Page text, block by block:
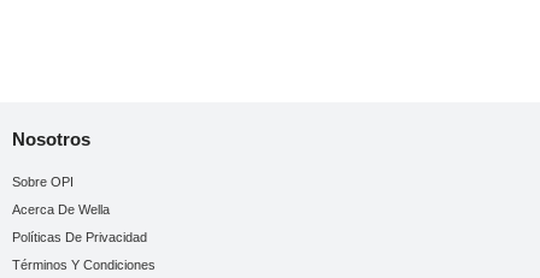
Nosotros
Sobre OPI
Acerca De Wella
Políticas De Privacidad
Términos Y Condiciones